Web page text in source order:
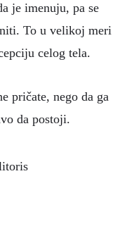
je imenuju, pa se
To u velikoj meri
celog tela.
pričate, nego da ga
da postoji.